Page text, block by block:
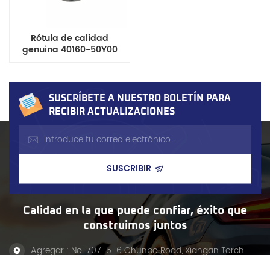
Rótula de calidad
genuina 40160-50Y00
Caravan/Homy/Urvan
E24
SUSCRÍBETE A NUESTRO BOLETÍN PARA
RECIBIR ACTUALIZACIONES
Calidad en la que puede confiar, éxito que
construimos juntos
Agregar : No. 707-5-6 Chunbo Road, Xiangan Torch